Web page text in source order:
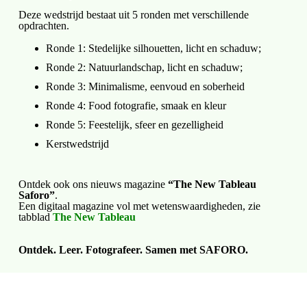
Deze wedstrijd bestaat uit 5 ronden met verschillende
opdrachten.
Ronde 1: Stedelijke silhouetten, licht en schaduw;
Ronde 2: Natuurlandschap, licht en schaduw;
Ronde 3: Minimalisme, eenvoud en soberheid
Ronde 4: Food fotografie, smaak en kleur
Ronde 5: Feestelijk, sfeer en gezelligheid
Kerstwedstrijd
Ontdek ook ons nieuws magazine “The New Tableau
Saforo”.
Een digitaal magazine vol met wetenswaardigheden, zie
tabblad The New Tableau
Ontdek. Leer. Fotografeer. Samen met SAFORO.